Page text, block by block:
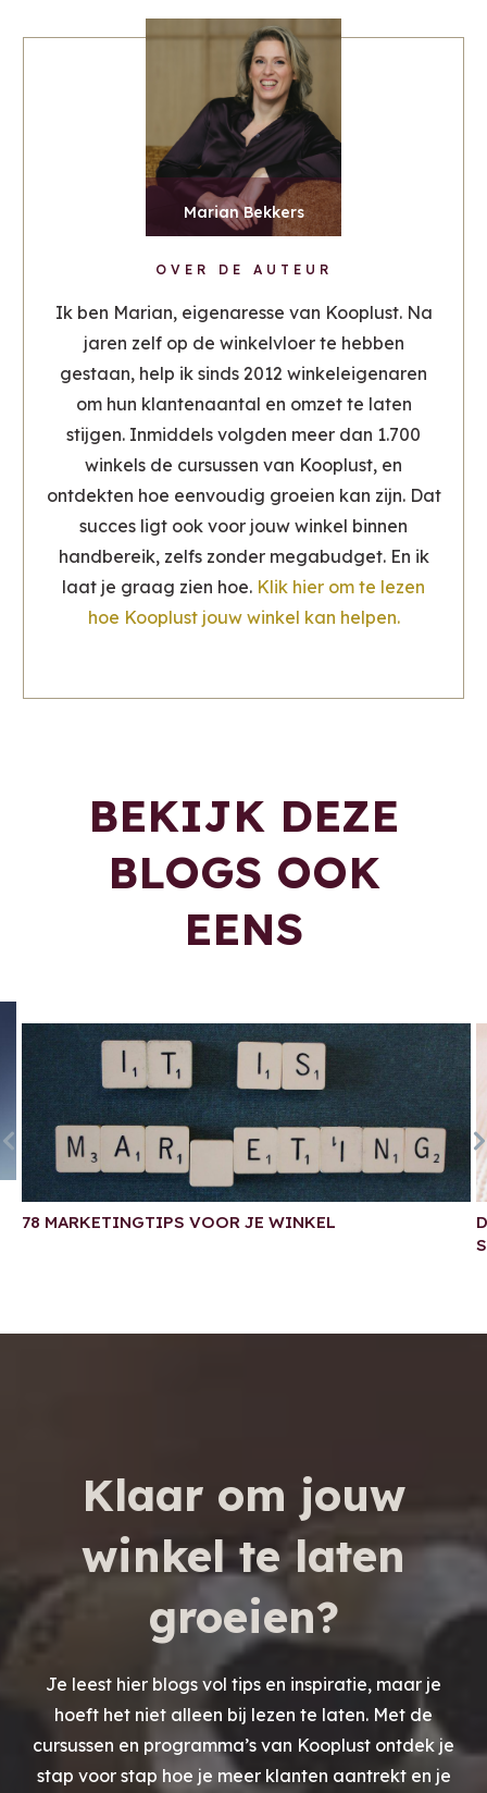
OVER DE AUTEUR
Ik ben Marian, eigenaresse van Kooplust. Na
jaren zelf op de winkelvloer te hebben
gestaan, help ik sinds 2012 winkeleigenaren
om hun klantenaantal en omzet te laten
stijgen. Inmiddels volgden meer dan 1.700
winkels de cursussen van Kooplust, en
ontdekten hoe eenvoudig groeien kan zijn. Dat
succes ligt ook voor jouw winkel binnen
handbereik, zelfs zonder megabudget. En ik
laat je graag zien hoe. Klik hier om te lezen
hoe Kooplust jouw winkel kan helpen.
Marian Bekkers
BEKIJK DEZE
BLOGS OOK
EENS
78 MARKETINGTIPS VOOR JE WINKEL
Klaar om jouw
winkel te laten
groeien?
Je leest hier blogs vol tips en inspiratie, maar je
hoeft het niet alleen bij lezen te laten. Met de
cursussen en programma’s van Kooplust ontdek je
stap voor stap hoe je meer klanten aantrekt en je